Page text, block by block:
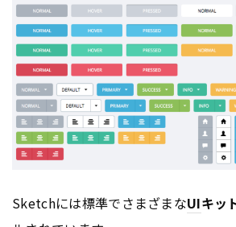
Sketchには標準でさまざまなUIキッ